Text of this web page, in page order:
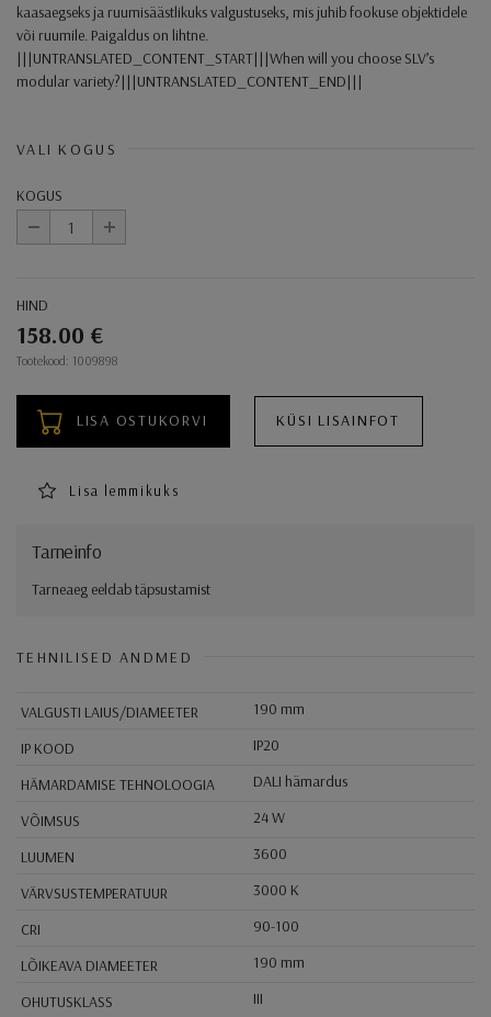
kaasaegseks ja ruumisäästlikuks valgustuseks, mis juhib fookuse objektidele
või ruumile. Paigaldus on lihtne.
|||UNTRANSLATED_CONTENT_START|||When will you choose SLV’s
modular variety?|||UNTRANSLATED_CONTENT_END|||
VALI KOGUS
KOGUS
+
Ostukorvi toimingud
HIND
158.00 €
Tootekood: 1009898
LISA OSTUKORVI KÜSI LISAINFOT
Lisa lemmikuks
Tarneinfo
Tarneaeg eeldab täpsustamist
TEHNILISED ANDMED
VALGUSTI LAIUS/DIAMEETER
190 mm
IP KOOD
IP20
HÄMARDAMISE TEHNOLOOGIA
DALI hämardus
VÕIMSUS
24 W
LUUMEN
3600
VÄRVSUSTEMPERATUUR
3000 K
CRI
90-100
LÕIKEAVA DIAMEETER
190 mm
OHUTUSKLASS
III